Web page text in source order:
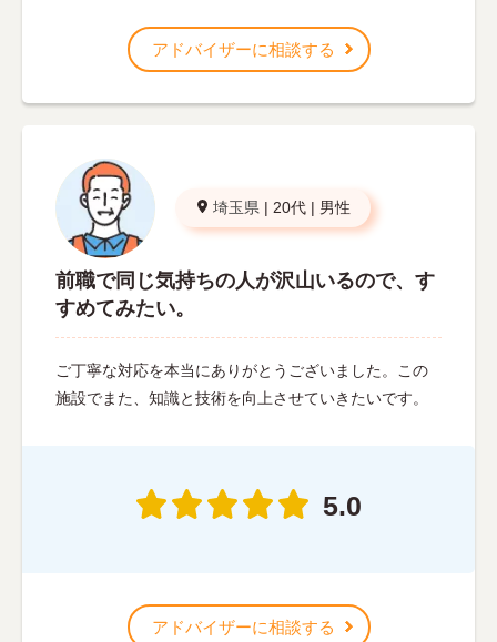
アドバイザーに相談する
埼玉県 | 20代 | 男性
前職で同じ気持ちの人が沢山いるので、す
すめてみたい。
ご丁寧な対応を本当にありがとうございました。この
施設でまた、知識と技術を向上させていきたいです。
5.0
アドバイザーに相談する